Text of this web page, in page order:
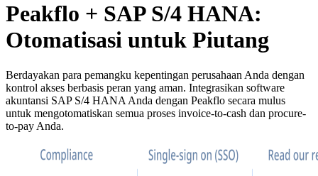
Peakflo + SAP S/4 HANA:
Otomatisasi untuk Piutang
Berdayakan para pemangku kepentingan perusahaan Anda dengan
kontrol akses berbasis peran yang aman. Integrasikan software
akuntansi SAP S/4 HANA Anda dengan Peakflo secara mulus
untuk mengotomatiskan semua proses invoice-to-cash dan procure-
to-pay Anda.